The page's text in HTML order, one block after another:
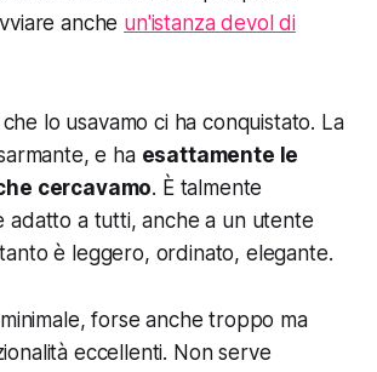
anche un'istanza devol di
lo usavamo ci ha conquistato. La
e ha esattamente le
cercavamo. È talmente
adatto a tutti, anche a un utente
è leggero, ordinato, elegante.
minimale, forse anche troppo ma
eccellenti. Non serve